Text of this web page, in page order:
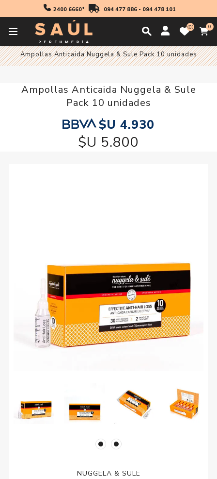
2400 6660* 094 477 886- 094 478 101
0 0
Inicio
Ampollas Anticaida Nuggela & Sule Pack 10 unidades
Ampollas Anticaida Nuggela & Sule
Pack 10 unidades
$U 4.930
$U 5.800
NUGGELA & SULE